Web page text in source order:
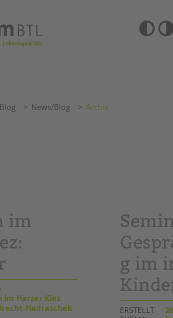
Barrierefrei-
HILFEN
Sozialarbeit
BETREUTES
TANDEM BTL
Zertfikatskurse
Seminarkalender
News/Blog
News/Blog Archiv
im
im Harzer Kiez
Hadraschek
g im
ERSTELLT